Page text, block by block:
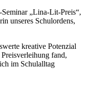
„Lina-Lit-Preis“,
unseres Schulordens,
kreative Potenzial
fand,
im Schulalltag